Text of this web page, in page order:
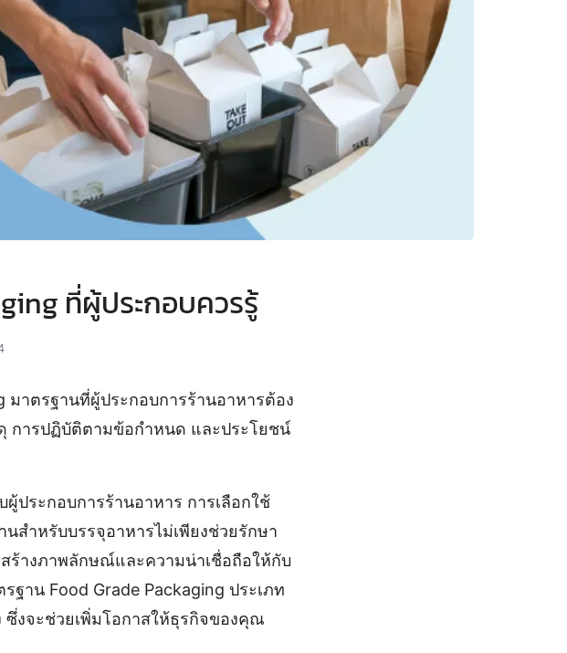
ที่ผู้ประกอบควรรู้
มาตรฐานที่ผู้ประกอบการร้านอาหารต้อง
การปฏิบัติตามข้อกำหนด และประโยชน์
ประกอบการร้านอาหาร การเลือกใช้
สำหรับบรรจุอาหารไม่เพียงช่วยรักษา
างภาพลักษณ์และความน่าเชื่อถือให้กับ
าน Food Grade Packaging ประเภท
งจะช่วยเพิ่มโอกาสให้ธุรกิจของคุณ